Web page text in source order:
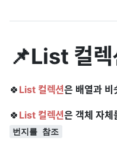
📌List 컬렉
🍀 List 컬렉션은 배열과 비
🍀 List 컬렉션은 객체 자체
번지를 참조